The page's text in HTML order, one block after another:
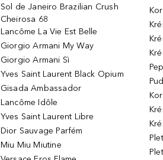
Sol de Janeiro Brazilian Crush
Cheirosa 68
Lancôme La Vie Est Belle
Giorgio Armani My Way
Giorgio Armani Sì
Yves Saint Laurent Black Opium
Gisada Ambassador
Lancôme Idôle
Yves Saint Laurent Libre
Dior Sauvage Parfém
Miu Miu Miutine